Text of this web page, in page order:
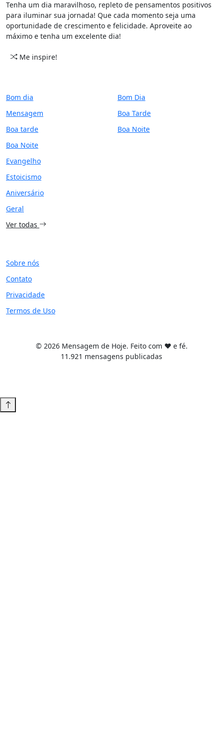
Tenha um dia maravilhoso, repleto de pensamentos positivos
para iluminar sua jornada! Que cada momento seja uma
oportunidade de crescimento e felicidade. Aproveite ao
máximo e tenha um excelente dia!
Me inspire!
Bom dia
Mensagem
Boa tarde
Boa Noite
Evangelho
Estoicismo
Aniversário
Geral
Ver todas
Bom Dia
Boa Tarde
Boa Noite
Sobre nós
Contato
Privacidade
Termos de Uso
© 2026 Mensagem de Hoje. Feito com ❤️ e fé.
11.921 mensagens publicadas